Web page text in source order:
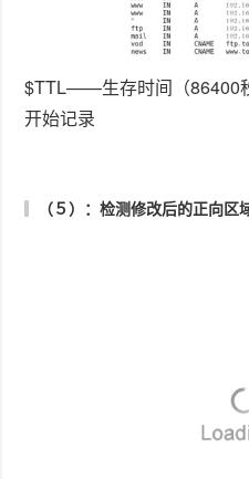
$TTL——生存时间（86400
开始记录
（５）：检测修改后的正向
（６）：新建反向区域配置文
－ａｄｄｒ－ａｒｐａ，为了